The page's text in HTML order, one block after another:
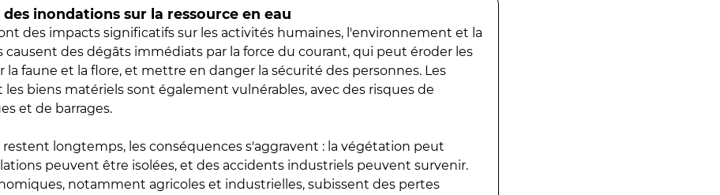
des inondations sur la ressource en eau
des impacts significatifs sur les activités humaines, l'environnement et la
causent des dégâts immédiats par la force du courant, qui peut éroder les
la faune et la flore, et mettre en danger la sécurité des personnes. Les
biens matériels sont également vulnérables, avec des risques de
et de barrages.
restent longtemps, les conséquences s'aggravent : la végétation peut
peuvent être isolées, et des accidents industriels peuvent survenir.
notamment agricoles et industrielles, subissent des pertes